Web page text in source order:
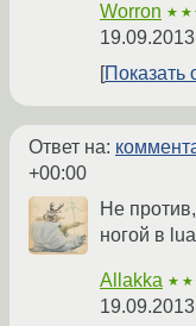
Worron
Показать
Ответ на:
+00:00
Не
ногой в
Allakka